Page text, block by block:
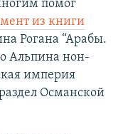
помог
из книги
Рогана “Арабы.
Альпина нон-
империя
Османской